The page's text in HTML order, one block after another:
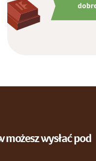
wysłać pod